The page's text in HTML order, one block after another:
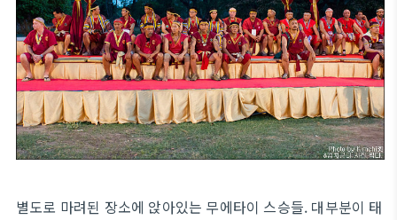
별도로 마려된 장소에 앉아있는 무에타이 스승들. 대부분이 태